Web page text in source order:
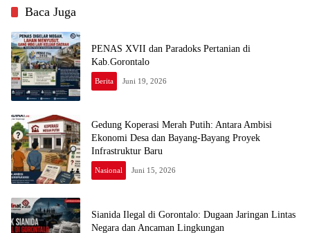
Baca Juga
PENAS XVII dan Paradoks Pertanian di
Kab.Gorontalo
Berita Juni 19, 2026
Gedung Koperasi Merah Putih: Antara Ambisi
Ekonomi Desa dan Bayang-Bayang Proyek
Infrastruktur Baru
Nasional Juni 15, 2026
Sianida Ilegal di Gorontalo: Dugaan Jaringan Lintas
Negara dan Ancaman Lingkungan